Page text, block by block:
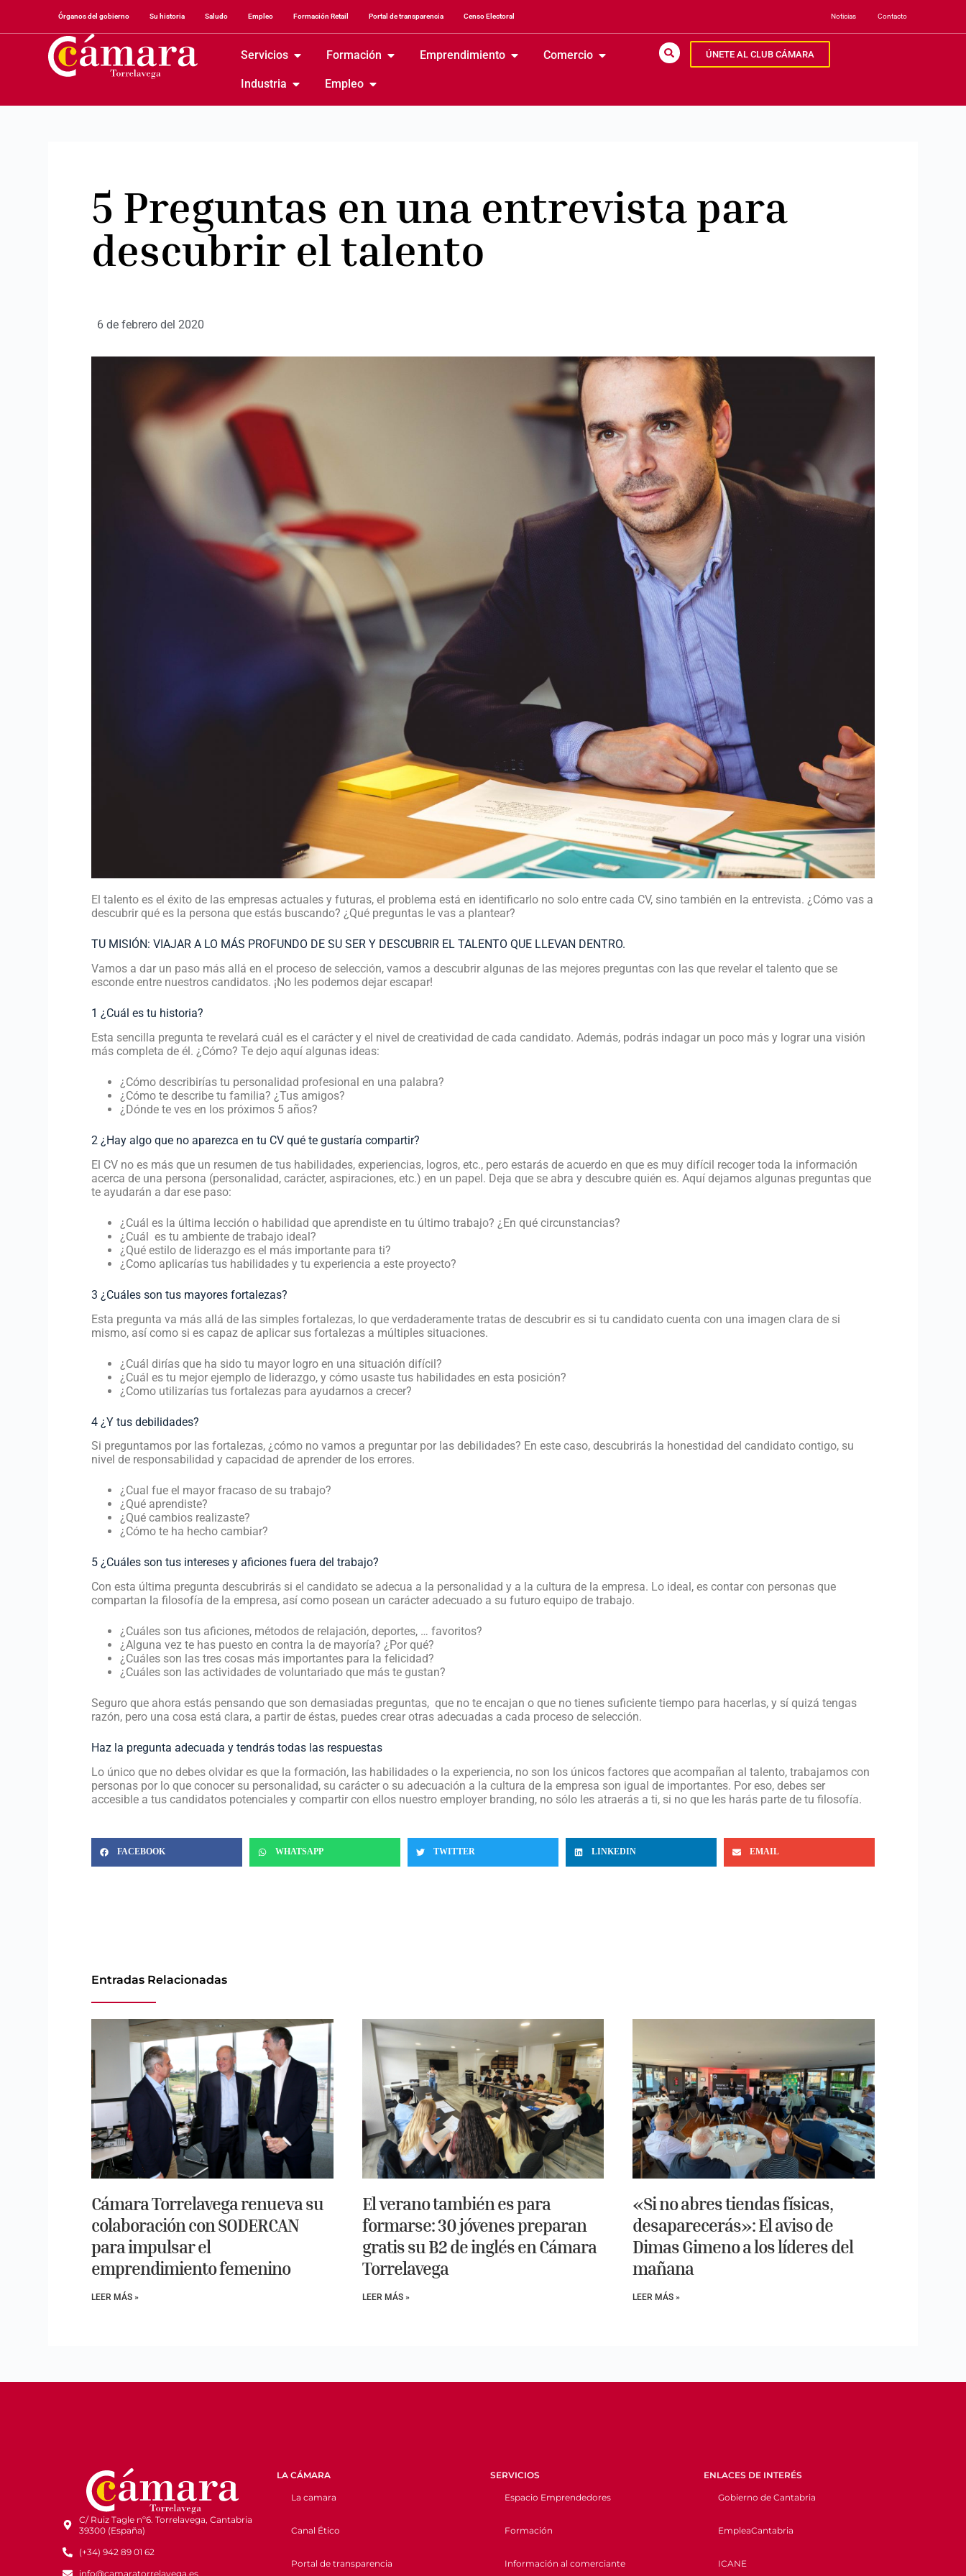
Órganos del gobierno Su historia Saludo Empleo Formación Retail Portal de transparencia Censo Electoral Noticias Contacto
Servicios Formación Emprendimiento Comercio
Industria Empleo
ÚNETE AL CLUB CÁMARA
5 Preguntas en una entrevista para
descubrir el talento
6 de febrero del 2020
El talento es el éxito de las empresas actuales y futuras, el problema está en identificarlo no solo entre cada CV, sino también en la entrevista. ¿Cómo vas a
descubrir qué es la persona que estás buscando? ¿Qué preguntas le vas a plantear?
TU MISIÓN: VIAJAR A LO MÁS PROFUNDO DE SU SER Y DESCUBRIR EL TALENTO QUE LLEVAN DENTRO.
Vamos a dar un paso más allá en el proceso de selección, vamos a descubrir algunas de las mejores preguntas con las que revelar el talento que se
esconde entre nuestros candidatos. ¡No les podemos dejar escapar!
1 ¿Cuál es tu historia?
Esta sencilla pregunta te revelará cuál es el carácter y el nivel de creatividad de cada candidato. Además, podrás indagar un poco más y lograr una visión
más completa de él. ¿Cómo? Te dejo aquí algunas ideas:
¿Cómo describirías tu personalidad profesional en una palabra?
¿Cómo te describe tu familia? ¿Tus amigos?
¿Dónde te ves en los próximos 5 años?
2 ¿Hay algo que no aparezca en tu CV qué te gustaría compartir?
El CV no es más que un resumen de tus habilidades, experiencias, logros, etc., pero estarás de acuerdo en que es muy difícil recoger toda la información
acerca de una persona (personalidad, carácter, aspiraciones, etc.) en un papel. Deja que se abra y descubre quién es. Aquí dejamos algunas preguntas que
te ayudarán a dar ese paso:
¿Cuál es la última lección o habilidad que aprendiste en tu último trabajo? ¿En qué circunstancias?
¿Cuál es tu ambiente de trabajo ideal?
¿Qué estilo de liderazgo es el más importante para ti?
¿Como aplicarías tus habilidades y tu experiencia a este proyecto?
3 ¿Cuáles son tus mayores fortalezas?
Esta pregunta va más allá de las simples fortalezas, lo que verdaderamente tratas de descubrir es si tu candidato cuenta con una imagen clara de si
mismo, así como si es capaz de aplicar sus fortalezas a múltiples situaciones.
¿Cuál dirías que ha sido tu mayor logro en una situación difícil?
¿Cuál es tu mejor ejemplo de liderazgo, y cómo usaste tus habilidades en esta posición?
¿Como utilizarías tus fortalezas para ayudarnos a crecer?
4 ¿Y tus debilidades?
Si preguntamos por las fortalezas, ¿cómo no vamos a preguntar por las debilidades? En este caso, descubrirás la honestidad del candidato contigo, su
nivel de responsabilidad y capacidad de aprender de los errores.
¿Cual fue el mayor fracaso de su trabajo?
¿Qué aprendiste?
¿Qué cambios realizaste?
¿Cómo te ha hecho cambiar?
5 ¿Cuáles son tus intereses y aficiones fuera del trabajo?
Con esta última pregunta descubrirás si el candidato se adecua a la personalidad y a la cultura de la empresa. Lo ideal, es contar con personas que
compartan la filosofía de la empresa, así como posean un carácter adecuado a su futuro equipo de trabajo.
¿Cuáles son tus aficiones, métodos de relajación, deportes, … favoritos?
¿Alguna vez te has puesto en contra la de mayoría? ¿Por qué?
¿Cuáles son las tres cosas más importantes para la felicidad?
¿Cuáles son las actividades de voluntariado que más te gustan?
Seguro que ahora estás pensando que son demasiadas preguntas, que no te encajan o que no tienes suficiente tiempo para hacerlas, y sí quizá tengas
razón, pero una cosa está clara, a partir de éstas, puedes crear otras adecuadas a cada proceso de selección.
Haz la pregunta adecuada y tendrás todas las respuestas
Lo único que no debes olvidar es que la formación, las habilidades o la experiencia, no son los únicos factores que acompañan al talento, trabajamos con
personas por lo que conocer su personalidad, su carácter o su adecuación a la cultura de la empresa son igual de importantes. Por eso, debes ser
accesible a tus candidatos potenciales y compartir con ellos nuestro employer branding, no sólo les atraerás a ti, si no que les harás parte de tu filosofía.
FACEBOOK WHATSAPP TWITTER LINKEDIN EMAIL
Entradas Relacionadas
Cámara Torrelavega renueva su
colaboración con SODERCAN
para impulsar el
emprendimiento femenino
LEER MÁS »
El verano también es para
formarse: 30 jóvenes preparan
gratis su B2 de inglés en Cámara
Torrelavega
LEER MÁS »
«Si no abres tiendas físicas,
desaparecerás»: El aviso de
Dimas Gimeno a los líderes del
mañana
LEER MÁS »
C/ Ruiz Tagle nº6. Torrelavega, Cantabria
39300 (España)
(+34) 942 89 01 62
info@camaratorrelavega.es
LA CÁMARA
La camara
Canal Ético
Portal de transparencia
SERVICIOS
Espacio Emprendedores
Formación
Información al comerciante
ENLACES DE INTERÉS
Gobierno de Cantabria
EmpleaCantabria
ICANE